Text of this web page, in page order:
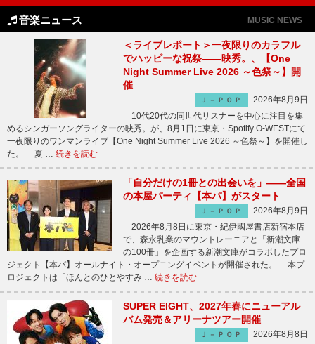
音楽ニュース MUSIC NEWS
＜ライブレポート＞一夜限りのカラフル
でハッピーな祝祭――映秀。、【One
Night Summer Live 2026 ～色祭～】開
催
Ｊ－ＰＯＰ
2026年8月9日
10代20代の同世代リスナーを中心に注目を集
めるシンガーソングライターの映秀。が、8月1日に東京・Spotify O-WESTにて
一夜限りのワンマンライブ【One Night Summer Live 2026 ～色祭～】を開催し
た。 夏 … 続きを読む
「自分だけの1冊との出会いを」――全国
の本屋パーティ【本パ】がスタート
Ｊ－ＰＯＰ
2026年8月9日
2026年8月8日に東京・紀伊國屋書店新宿本店
で、森永乳業のマウントレーニアと「新潮文庫
の100冊」を企画する新潮文庫がコラボしたプロ
ジェクト【本パ】オールナイト・オープニングイベントが開催された。 本プ
ロジェクトは「ほんとのひとやすみ … 続きを読む
SUPER EIGHT、2027年春にニューアル
バム発売＆アリーナツアー開催
Ｊ－ＰＯＰ
2026年8月8日